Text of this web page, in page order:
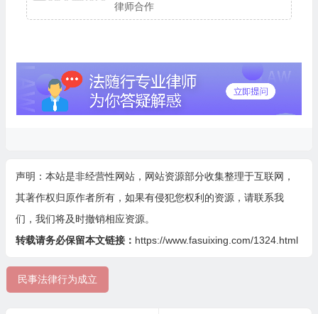
律师合作
声明：本站是非经营性网站，网站资源部分收集整理于互联网，
其著作权归原作者所有，如果有侵犯您权利的资源，请联系我
们，我们将及时撤销相应资源。
转载请务必保留本文链接： https://www.fasuixing.com/1324.html
民事法律行为成立